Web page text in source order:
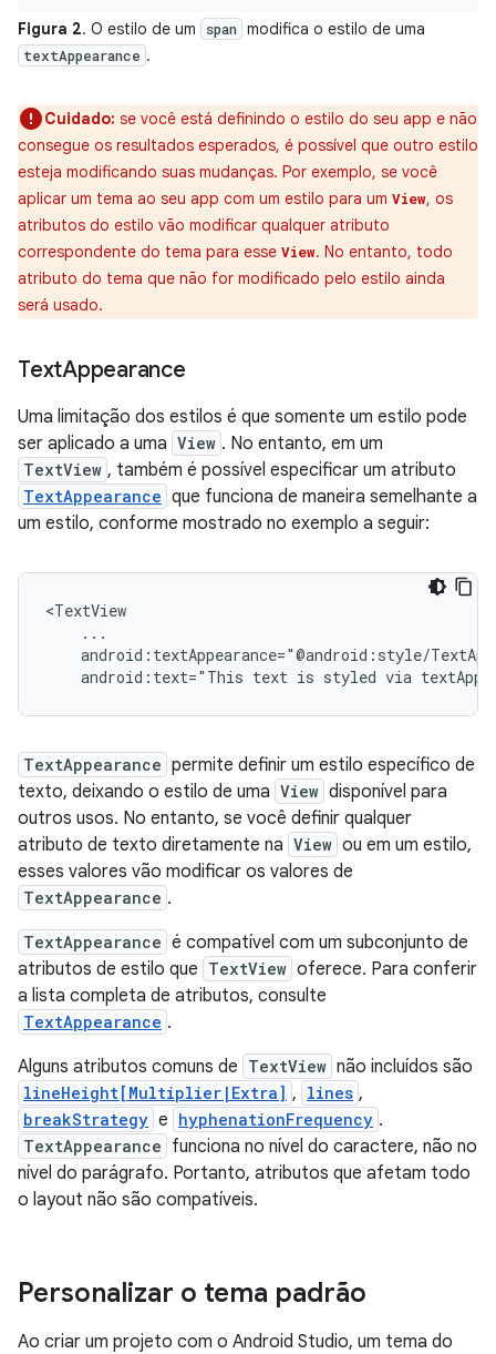
Figura 2. O estilo de um span modifica o estilo de uma
textAppearance .
Cuidado: se você está definindo o estilo do seu app e não
consegue os resultados esperados, é possível que outro estilo
esteja modificando suas mudanças. Por exemplo, se você
aplicar um tema ao seu app com um estilo para um View, os
atributos do estilo vão modificar qualquer atributo
correspondente do tema para esse View. No entanto, todo
atributo do tema que não for modificado pelo estilo ainda
será usado.
TextAppearance
Uma limitação dos estilos é que somente um estilo pode
ser aplicado a uma View . No entanto, em um
TextView , também é possível especificar um atributo
TextAppearance que funciona de maneira semelhante a
um estilo, conforme mostrado no exemplo a seguir:
android:text="This text is styled via
TextAppearance permite definir um estilo específico de
texto, deixando o estilo de uma View disponível para
outros usos. No entanto, se você definir qualquer
atributo de texto diretamente na View ou em um estilo,
esses valores vão modificar os valores de
TextAppearance .
TextAppearance é compatível com um subconjunto de
atributos de estilo que TextView oferece. Para conferir
a lista completa de atributos, consulte
TextAppearance .
Alguns atributos comuns de TextView não incluídos são
lineHeight[Multiplier|Extra] , lines ,
breakStrategy e hyphenationFrequency .
TextAppearance funciona no nível do caractere, não no
nível do parágrafo. Portanto, atributos que afetam todo
o layout não são compatíveis.
Personalizar o tema padrão
Ao criar um projeto com o Android Studio, um tema do